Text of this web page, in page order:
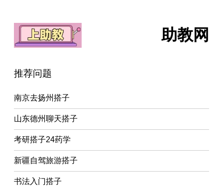
助教网
推荐问题
南京去扬州搭子
山东德州聊天搭子
考研搭子24药学
新疆自驾旅游搭子
书法入门搭子